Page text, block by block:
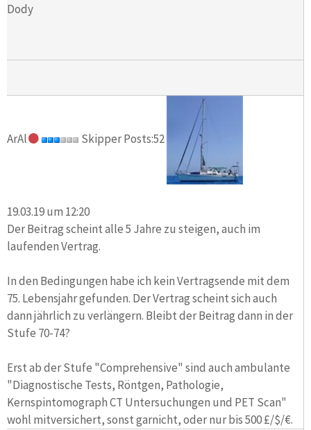
Dody
ArAl Skipper Posts:52
19.03.19 um 12:20
Der Beitrag scheint alle 5 Jahre zu steigen, auch im
laufenden Vertrag.
In den Bedingungen habe ich kein Vertragsende mit dem
75. Lebensjahr gefunden. Der Vertrag scheint sich auch
dann jährlich zu verlängern. Bleibt der Beitrag dann in der
Stufe 70-74?
Erst ab der Stufe "Comprehensive" sind auch ambulante
"Diagnostische Tests, Röntgen, Pathologie,
Kernspintomograph CT Untersuchungen und PET Scan"
wohl mitversichert, sonst garnicht, oder nur bis 500 £/$/€.